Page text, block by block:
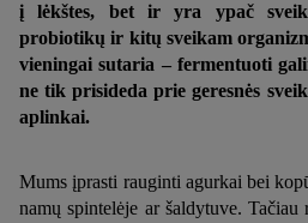
į lėkštes, bet ir yra ypač
probiotikų ir kitų sveikam
vieningai sutaria – fermentuoti
ne tik prisideda prie geresnės
aplinkai.
Mums įprasti rauginti agurkai bei
namų spintelėje ar šaldytuve.